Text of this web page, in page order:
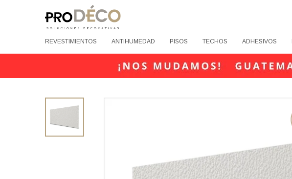
REVESTIMIENTOS ANTIHUMEDAD PISOS TECHOS ADHESIVOS